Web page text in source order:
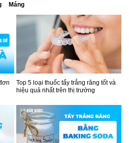
Máng
Top 5 loại thuốc tẩy trắng răng tốt và
hiệu quả nhất trên thị trường